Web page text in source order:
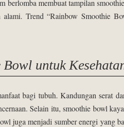
membuat tampilan
Trend “Rainbow Smoothie
untuk
bagi tubuh. Kandungan serat
Selain itu, smoothie bowl
juga menjadi sumber energi yang